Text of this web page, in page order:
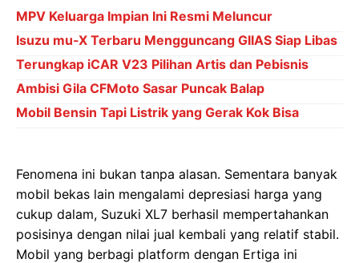
MPV Keluarga Impian Ini Resmi Meluncur
Isuzu mu-X Terbaru Mengguncang GIIAS Siap Libas
Terungkap iCAR V23 Pilihan Artis dan Pebisnis
Ambisi Gila CFMoto Sasar Puncak Balap
Mobil Bensin Tapi Listrik yang Gerak Kok Bisa
Fenomena ini bukan tanpa alasan. Sementara banyak
mobil bekas lain mengalami depresiasi harga yang
cukup dalam, Suzuki XL7 berhasil mempertahankan
posisinya dengan nilai jual kembali yang relatif stabil.
Mobil yang berbagi platform dengan Ertiga ini